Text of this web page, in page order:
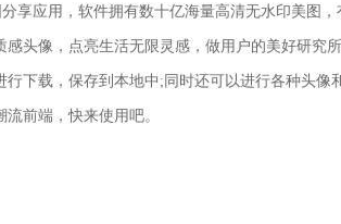
享应用，软件拥有数十亿海量高清无水印美图
头像，点亮生活无限灵感，做用户的美好研究
下载，保存到本地中;同时还可以进行各种头像
前端，快来使用吧。